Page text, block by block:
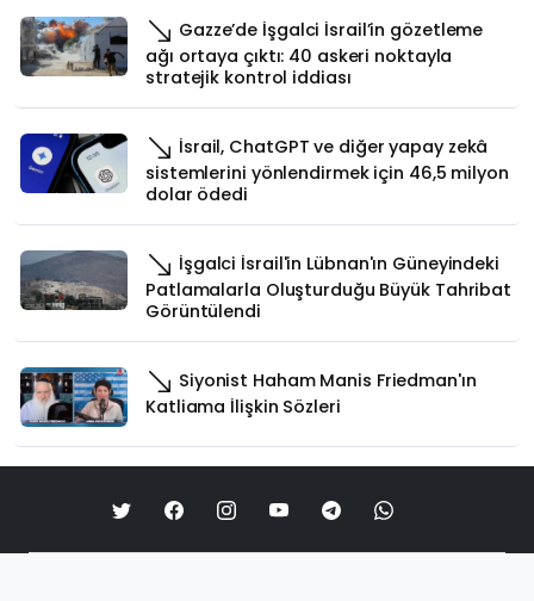
Gazze’de İşgalci İsrail’in gözetleme
ağı ortaya çıktı: 40 askeri noktayla
stratejik kontrol iddiası
İsrail, ChatGPT ve diğer yapay zekâ
sistemlerini yönlendirmek için 46,5 milyon
dolar ödedi
İşgalci İsrail'in Lübnan'ın Güneyindeki
Patlamalarla Oluşturduğu Büyük Tahribat
Görüntülendi
Siyonist Haham Manis Friedman'ın
Katliama İlişkin Sözleri